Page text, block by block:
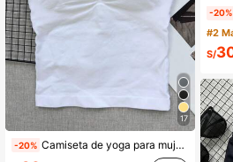
17
-20% Camiseta de yoga para mujer con copas integradas, diseño de tirantes ajustables, camiseta de fitness y yoga, camiseta deportiva fruncida para entrenamiento en el gimnasio
-20%
#2
S/